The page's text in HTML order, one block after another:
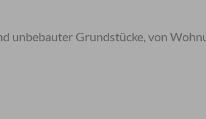
unbebauter Grundstücke, von